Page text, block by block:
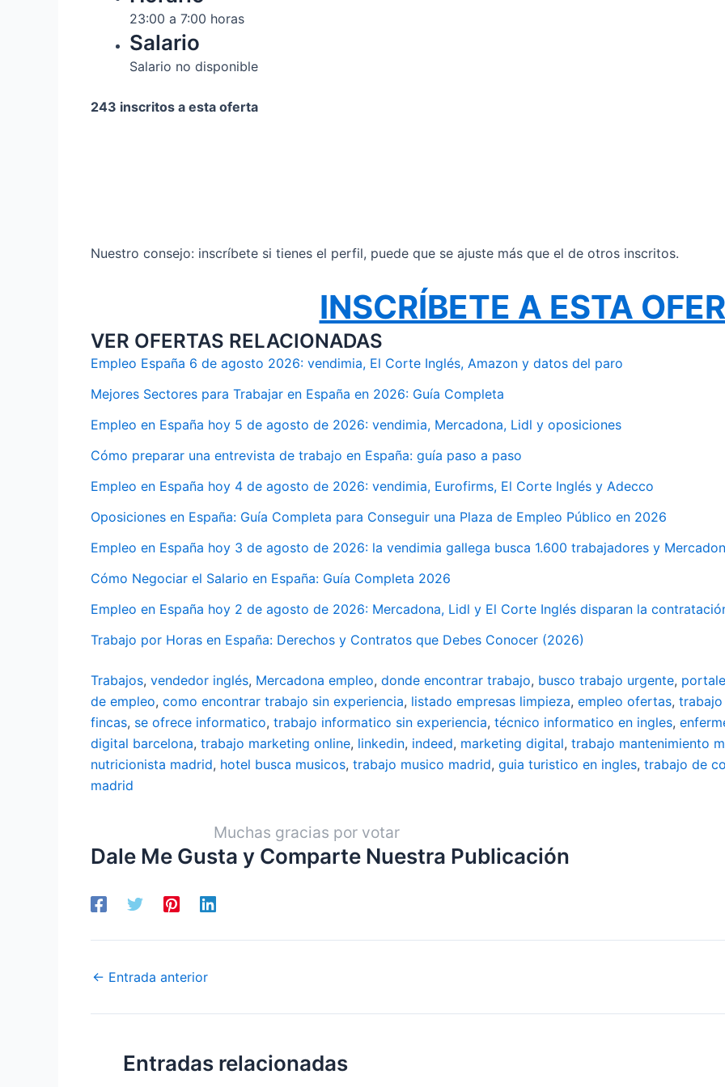
23:00 a 7:00 horas
Salario
Salario no disponible
243 inscritos a esta oferta
Nuestro consejo: inscríbete si tienes el perfil, puede que se ajuste más que el de otros inscritos.
INSCRÍBETE A ESTA
VER OFERTAS RELACIONADAS
Empleo España 6 de agosto 2026: vendimia, El Corte Inglés, Amazon y datos del paro
Mejores Sectores para Trabajar en España en 2026: Guía Completa
Empleo en España hoy 5 de agosto de 2026: vendimia, Mercadona, Lidl y oposiciones
Cómo preparar una entrevista de trabajo en España: guía paso a paso
Empleo en España hoy 4 de agosto de 2026: vendimia, Eurofirms, El Corte Inglés y Adecco
Oposiciones en España: Guía Completa para Conseguir una Plaza de Empleo Público en 2026
Empleo en España hoy 3 de agosto de 2026: la vendimia gallega busca 1.600 trabajadores y
Cómo Negociar el Salario en España: Guía Completa 2026
Empleo en España hoy 2 de agosto de 2026: Mercadona, Lidl y El Corte Inglés disparan la
Trabajo por Horas en España: Derechos y Contratos que Debes Conocer (2026)
Trabajos, vendedor inglés, Mercadona empleo, donde encontrar trabajo, busco trabajo urgente,
de empleo, como encontrar trabajo sin experiencia, listado empresas limpieza, empleo ofertas,
fincas, se ofrece informatico, trabajo informatico sin experiencia, técnico informatico en ingles,
digital barcelona, trabajo marketing online, linkedin, indeed, marketing digital, trabajo mantenimiento
nutricionista madrid, hotel busca musicos, trabajo musico madrid, guia turistico en ingles, trabajo de
madrid
Muchas gracias por votar
Dale Me Gusta y Comparte Nuestra Publicación
← Entrada anterior
Entradas relacionadas